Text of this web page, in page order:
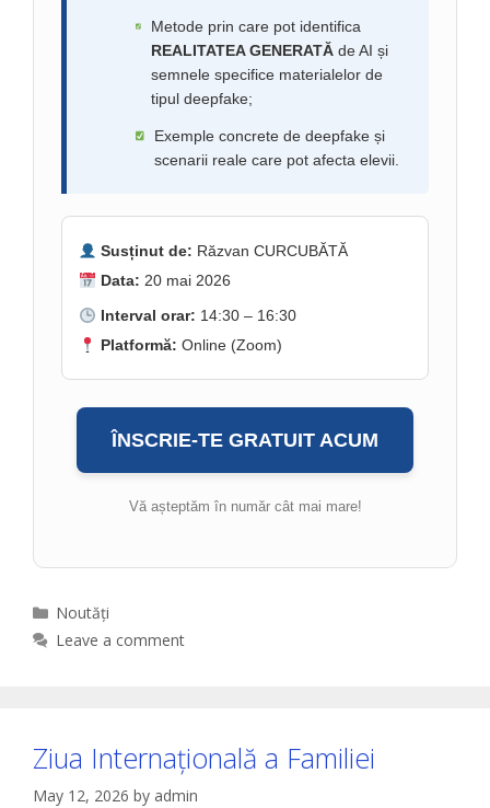
Metode prin care pot identifica
REALITATEA GENERATĂ de AI și
semnele specifice materialelor de
tipul deepfake;
Exemple concrete de deepfake și
scenarii reale care pot afecta elevii.
Susținut de: Răzvan CURCUBĂTĂ
Data: 20 mai 2026
Interval orar: 14:30 – 16:30
Platformă: Online (Zoom)
ÎNSCRIE-TE GRATUIT ACUM
Vă așteptăm în număr cât mai mare!
Categories
Noutăți
Leave a comment
Ziua Internațională a Familiei
May 12, 2026 by admin